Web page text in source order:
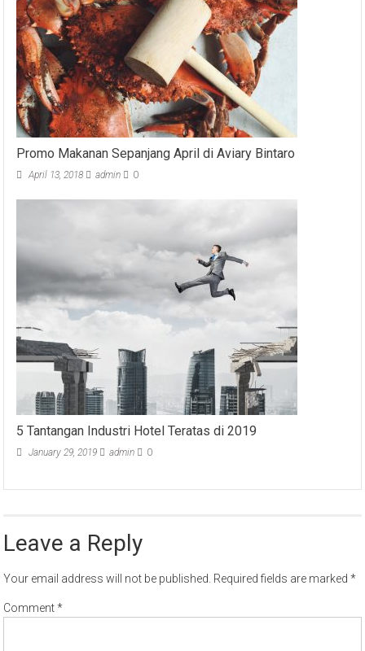
Promo Makanan Sepanjang April di Aviary Bintaro
April 13, 2018 admin 0
5 Tantangan Industri Hotel Teratas di 2019
January 29, 2019 admin 0
Leave a Reply
Your email address will not be published. Required fields are marked*
Comment*